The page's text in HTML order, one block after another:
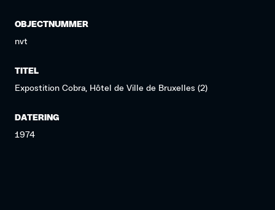
OBJECTNUMMER
nvt
TITEL
Expostition Cobra, Hôtel de Ville de Bruxelles (2)
DATERING
1974